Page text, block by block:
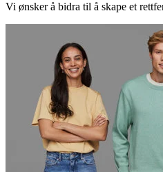
Vi ønsker å bidra til å skape et